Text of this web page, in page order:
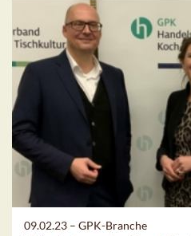
09.02.23 – GPK-Branche